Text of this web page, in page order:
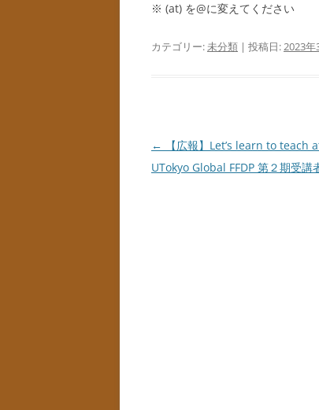
※ (at) を@に変えてください
カテゴリー:未分類 | 投稿日:2023年
投
稿
←
【広報】Let’s learn to teach
UTokyo Global FFDP 第２期受講